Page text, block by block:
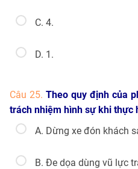
C. 4.
D. 1.
Câu 25. Theo quy định của
trách nhiệm hình sự khi thực
A. Dừng xe đón khách
B. Đe dọa dùng vũ lực